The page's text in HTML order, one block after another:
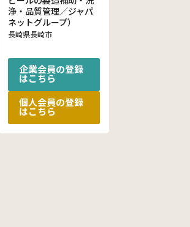
浄・品質管理／ジャパ
ネットグループ）
長崎県長崎市
企業会員の登録
はこちら
個人会員の登録
はこちら